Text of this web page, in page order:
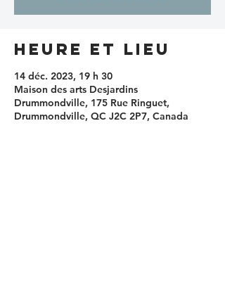
Heure et lieu
14 déc. 2023, 19 h 30
Maison des arts Desjardins
Drummondville, 175 Rue Ringuet,
Drummondville, QC J2C 2P7, Canada